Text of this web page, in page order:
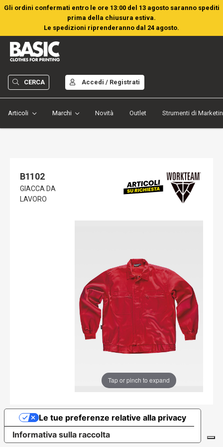
Gli ordini confermati entro le ore 13:00 del 13 agosto saranno spediti
prima della chiusura estiva.
Le spedizioni riprenderanno dal 24 agosto.
Articoli Marchi Novità Outlet Strumenti di
CERCA Accedi / Registrati
B1102
GIACCA DA
LAVORO
Tap or pinch to expand
Informativa sulla raccolta
Le tue preferenze relative alla privacy